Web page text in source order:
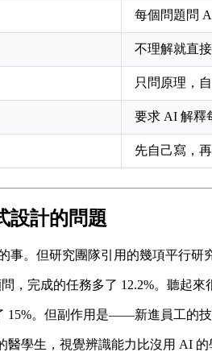
每個問題問
不理解就直
只問原理，
要求 AI 解釋
先自己寫，
設計的問題
事。但研究團隊引用的幾項平行研
，完成的任務多了 12.2%。聽起
15%。但副作用是——新進員工的
醫學生，視覺辨識能力比沒用 AI 的